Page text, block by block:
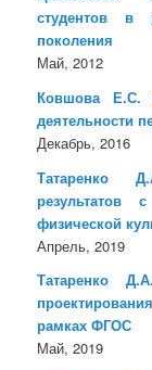
студентов в
поколения
Май, 2012
Ковшова Е.С.
деятельности
Декабрь, 2016
Татаренко
результатов
физической
Апрель, 2019
Татаренко
рамках ФГОС
Май, 2019